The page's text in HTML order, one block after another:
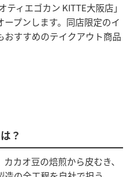
ティエゴカン KITTE大阪店」
ープンします。同店限定のイ
すすめのテイクアウト商品
？
カオ豆の焙煎から皮むき、